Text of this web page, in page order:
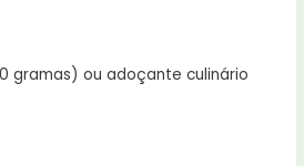
gramas) ou adoçante culinário